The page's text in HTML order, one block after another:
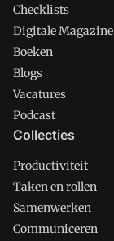
Checklists
Digitale Magazine
Boeken
Blogs
Vacatures
Podcast
Collecties
Productiviteit
Taken en rollen
Samenwerken
Communiceren